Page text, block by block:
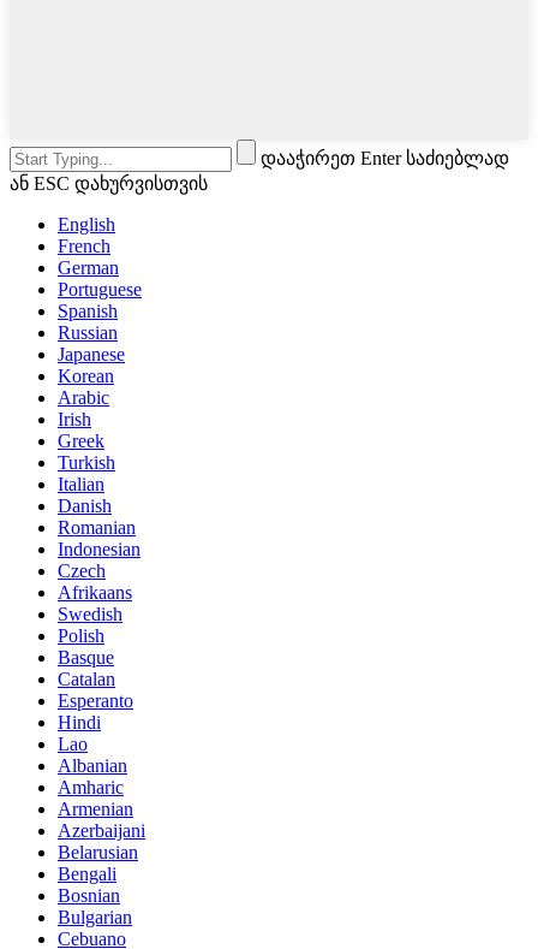
დააჭირეთ Enter საძიებლად
ან ESC დახურვისთვის
English
French
German
Portuguese
Spanish
Russian
Japanese
Korean
Arabic
Irish
Greek
Turkish
Italian
Danish
Romanian
Indonesian
Czech
Afrikaans
Swedish
Polish
Basque
Catalan
Esperanto
Hindi
Lao
Albanian
Amharic
Armenian
Azerbaijani
Belarusian
Bengali
Bosnian
Bulgarian
Cebuano